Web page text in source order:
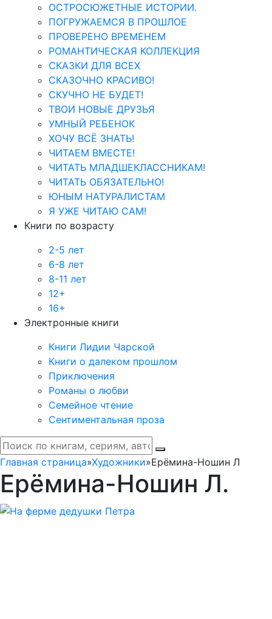
ОСТРОСЮЖЕТНЫЕ ИСТОРИИ.
ПОГРУЖАЕМСЯ В ПРОШЛОЕ
ПРОВЕРЕНО ВРЕМЕНЕМ
РОМАНТИЧЕСКАЯ КОЛЛЕКЦИЯ
СКАЗКИ ДЛЯ ВСЕХ
СКАЗОЧНО КРАСИВО!
СКУЧНО НЕ БУДЕТ!
ТВОИ НОВЫЕ ДРУЗЬЯ
УМНЫЙ РЕБЕНОК
ХОЧУ ВСЁ ЗНАТЬ!
ЧИТАЕМ ВМЕСТЕ!
ЧИТАТЬ МЛАДШЕКЛАССНИКАМ!
ЧИТАТЬ ОБЯЗАТЕЛЬНО!
ЮНЫМ НАТУРАЛИСТАМ
Я УЖЕ ЧИТАЮ САМ!
Книги по возрасту
2-5 лет
6-8 лет
8-11 лет
12+
16+
Электронные книги
Книги Лидии Чарской
Книги о далеком прошлом
Приключения
Романы о любви
Семейное чтение
Сентиментальная проза
Главная страница»Художники»Ерёмина-Ношин Л
Ерёмина-Ношин Л.